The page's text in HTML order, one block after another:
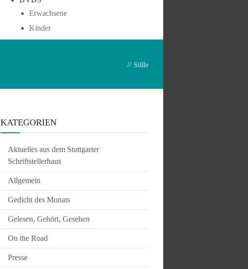
Erwachsene
Kinder
// Stille
KATEGORIEN
Aktuelles aus dem Stuttgarter
Schriftstellerhaus
Allgemein
Gedicht des Monats
Gelesen, Gehört, Gesehen
On the Road
Presse